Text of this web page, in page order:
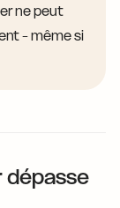
ne peut
- même si
dépasse